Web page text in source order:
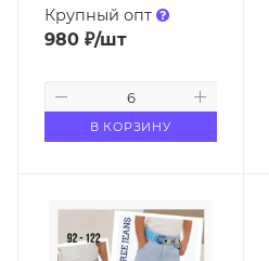
Крупный опт
980 ₽/шт
В КОРЗИНУ